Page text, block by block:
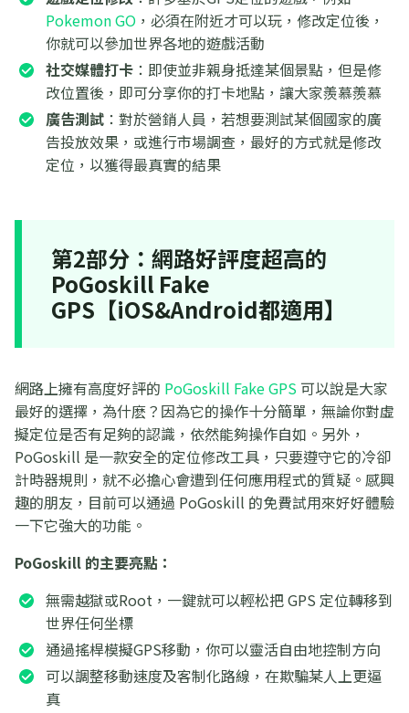
Pokemon GO ，必須在附近才可以玩，修改定位後，
你就可以參加世界各地的遊戲活動
社交媒體打卡 ：即使並非親身抵達某個景點，但是修
改位置後，即可分享你的打卡地點，讓大家羨慕羨慕
廣告測試 ：對於營銷人員，若想要測試某個國家的廣
告投放效果，或進行市場調查，最好的方式就是修改
定位，以獲得最真實的結果
第2部分：網路好評度超高的
PoGoskill Fake
GPS【iOS&Android都適用】
網路上擁有高度好評的 PoGoskill Fake GPS 可以說是大家
最好的選擇，為什麽？因為它的操作十分簡單，無論你對虛
擬定位是否有足夠的認識，依然能夠操作自如。另外，
PoGoskill 是一款安全的定位修改工具，只要遵守它的冷卻
計時器規則，就不必擔心會遭到任何應用程式的質疑。感興
趣的朋友，目前可以通過 PoGoskill 的免費試用來好好體驗
一下它強大的功能。
PoGoskill 的主要亮點：
無需越獄或Root，一鍵就可以輕松把 GPS 定位轉移到
世界任何坐標
通過搖桿模擬GPS移動，你可以靈活自由地控制方向
可以調整移動速度及客制化路線，在欺騙某人上更逼
真